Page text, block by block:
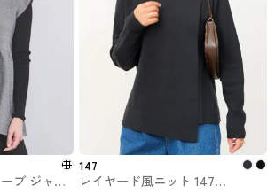
ブ ジャカ
147
レイヤード風ニット 147